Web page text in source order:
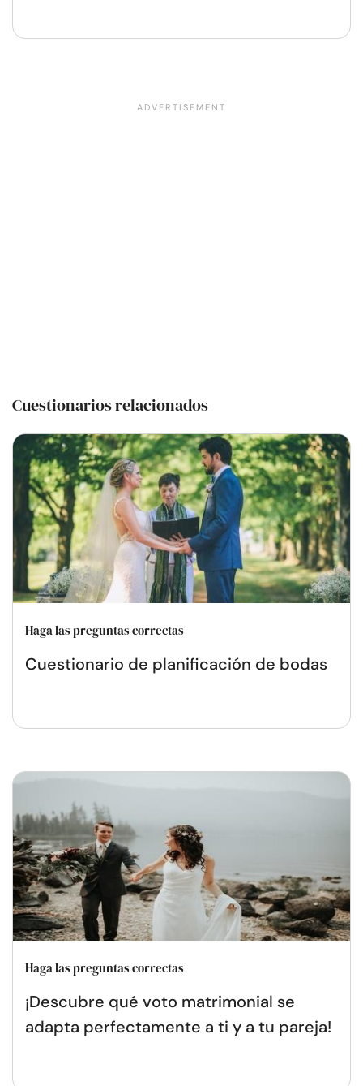
Cuestionarios relacionados
Haga las preguntas correctas
Cuestionario de planificación de bodas
Haga las preguntas correctas
¡Descubre qué voto matrimonial se
adapta perfectamente a ti y a tu pareja!